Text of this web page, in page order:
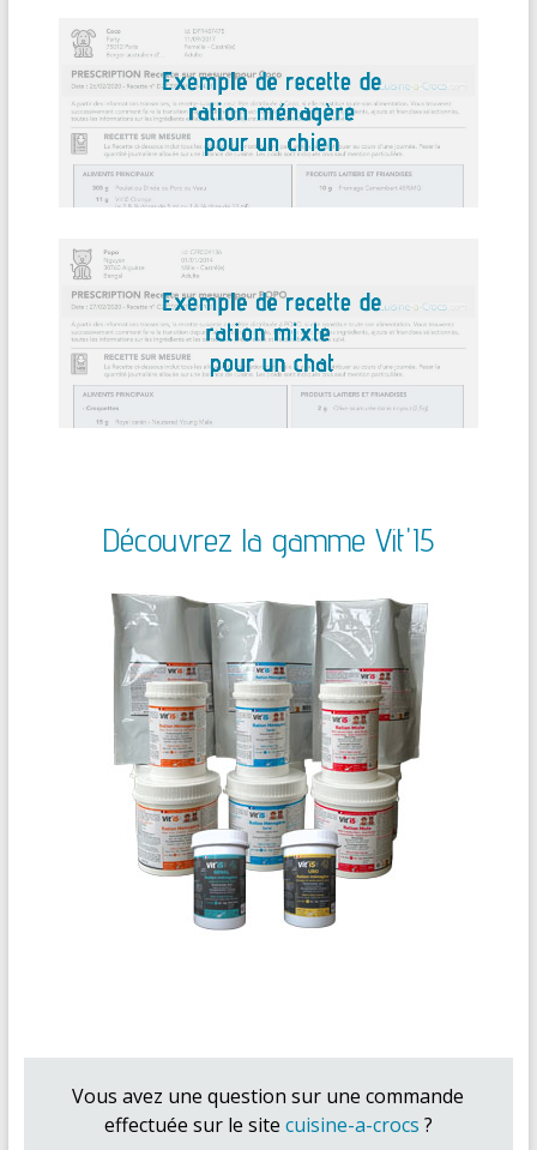
Découvrez la gamme Vit'I5
Vous avez une question sur une commande
effectuée sur le site cuisine-a-crocs ?